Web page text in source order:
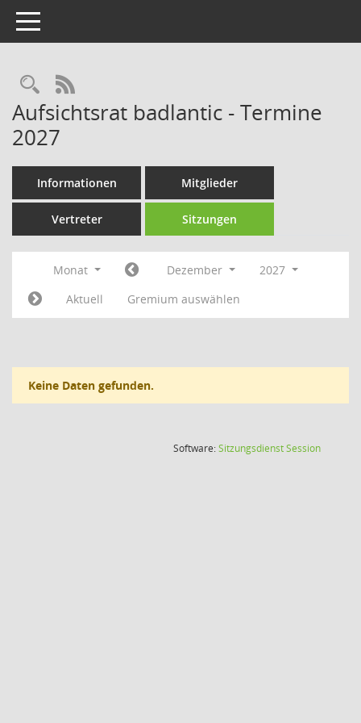
Toggle navigation
Rechercheauswahl
RSS-Feed
Aufsichtsrat badlantic - Termine
2027
Informationen Mitglieder
Vertreter Sitzungen
Monat Dezember
2027
Aktuell
Gremium auswählen
Keine Daten gefunden.
Software:SitzungsdienstSession(Wird in